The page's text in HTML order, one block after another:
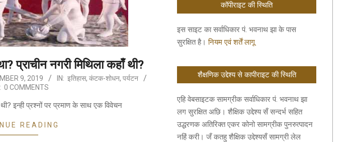
प्राचीन नगरी मिथिला कहाँ थी?
9, 2019 IN: इतिहास, कंटक-शोधन, पर्यटन
0 COMMENTS
इन्ही प्रश्नों पर प्रमाण के साथ एक विवेचन
READING
कॉपीराइट की स्थिति
इस साइट का सर्वाधिकार पं. भवनाथ झा के पास
सुरक्षित है।नियम एवं शर्तें लागू
शैक्षणिक उद्देश्य से कापीराइट की स्थिति
एहि वेबसाइटक सामग्रीक सर्वाधिकार पं. भवनाथ झा
लग सुरक्षित अछि। शैक्षिक उद्देश्य सँ सन्दर्भ सहित
उद्धरणक अतिरिक्त एकर कोनो सामग्रीक पुनरुत्पादन
नहिं करी। जँ कतहु शैक्षिक उद्देश्यसँ सामग्री लेल